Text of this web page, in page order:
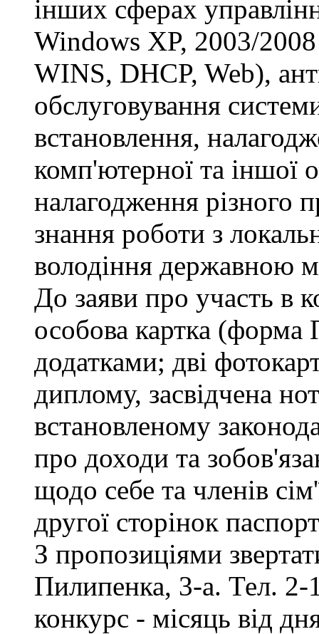
інших сферах
Windows XP, 2003/
WINS, DHCP, Web),
обслуговування
встановлення,
комп'ютерної та іншої
налагодження різного
знання роботи з
володіння державною
До заяви про участь в
особова картка
додатками; дві
диплому, засвідчена
встановленому
про доходи та
щодо себе та членів
другої сторінок
З пропозиціями
Пилипенка, 3-а. Тел. 2-
конкурс - місяць від